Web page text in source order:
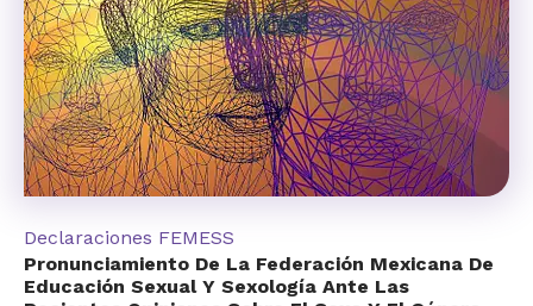
Declaraciones FEMESS
Pronunciamiento De La Federación Mexicana De
Educación Sexual Y Sexología Ante Las